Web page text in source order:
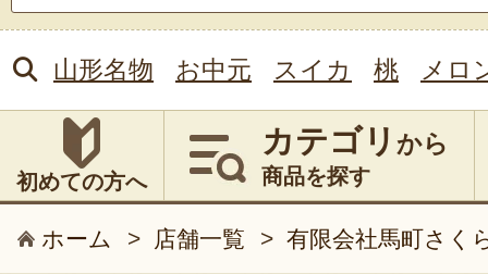
索:
山形名物 お中元 スイカ 桃 メロ
初めての方へ
カテゴリ から
商品を探す
ホーム > 店舗一覧 > 有限会社馬町さく